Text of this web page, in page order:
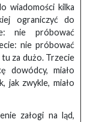
wiadomości kilka
ograniczyć do
nie próbować
nie próbować
za dużo. Trzecie
dowódcy, miało
jak zwykle, miało
załogi na ląd,